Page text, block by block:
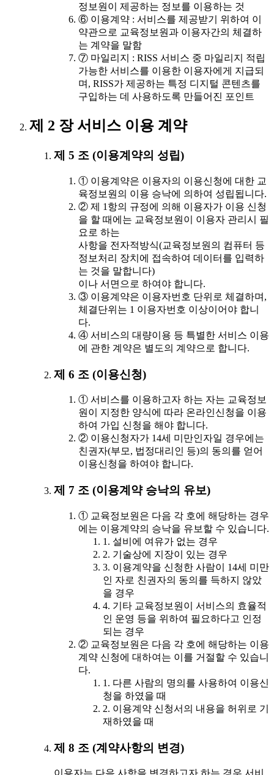
정보원이 제공하는 정보를 이용하는 것
⑥ 이용계약 : 서비스를 제공받기 위하여 이
약관으로 교육정보원과 이용자간의 체결하
는 계약을 말함
⑦ 마일리지 : RISS 서비스 중 마일리지 적립
가능한 서비스를 이용한 이용자에게 지급되
며, RISS가 제공하는 특정 디지털 콘텐츠를
구입하는 데 사용하도록 만들어진 포인트
제 2 장 서비스 이용 계약
제 5 조 (이용계약의 성립)
① 이용계약은 이용자의 이용신청에 대한 교
육정보원의 이용 승낙에 의하여 성립됩니다.
② 제 1항의 규정에 의해 이용자가 이용 신청
을 할 때에는 교육정보원이 이용자 관리시 필
요로 하는
사항을 전자적방식(교육정보원의 컴퓨터 등
정보처리 장치에 접속하여 데이터를 입력하
는 것을 말합니다)
이나 서면으로 하여야 합니다.
③ 이용계약은 이용자번호 단위로 체결하며,
체결단위는 1 이용자번호 이상이어야 합니
다.
④ 서비스의 대량이용 등 특별한 서비스 이용
에 관한 계약은 별도의 계약으로 합니다.
제 6 조 (이용신청)
① 서비스를 이용하고자 하는 자는 교육정보
원이 지정한 양식에 따라 온라인신청을 이용
하여 가입 신청을 해야 합니다.
② 이용신청자가 14세 미만인자일 경우에는
친권자(부모, 법정대리인 등)의 동의를 얻어
이용신청을 하여야 합니다.
제 7 조 (이용계약 승낙의 유보)
① 교육정보원은 다음 각 호에 해당하는 경우
에는 이용계약의 승낙을 유보할 수 있습니다.
1. 설비에 여유가 없는 경우
2. 기술상에 지장이 있는 경우
3. 이용계약을 신청한 사람이 14세 미만
인 자로 친권자의 동의를 득하지 않았
을 경우
4. 기타 교육정보원이 서비스의 효율적
인 운영 등을 위하여 필요하다고 인정
되는 경우
② 교육정보원은 다음 각 호에 해당하는 이용
계약 신청에 대하여는 이를 거절할 수 있습니
다.
1. 다른 사람의 명의를 사용하여 이용신
청을 하였을 때
2. 이용계약 신청서의 내용을 허위로 기
재하였을 때
제 8 조 (계약사항의 변경)